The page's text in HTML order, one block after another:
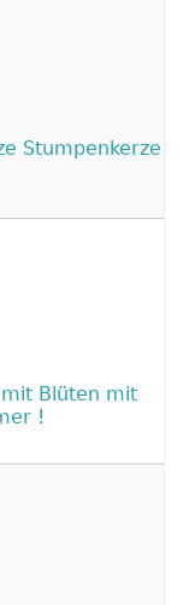
Stumpenkerze
mit Blüten mit
!